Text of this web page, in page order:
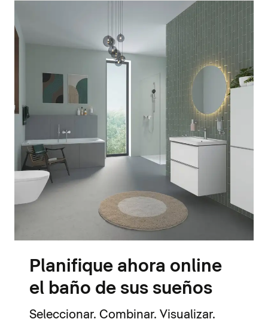
Planifique ahora online
el baño de sus sueños
Seleccionar. Combinar. Visualizar.